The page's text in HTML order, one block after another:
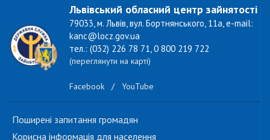
Львівський обласний центр зайнятості
79033, м. Львів, вул. Бортнянського, 11а, e-mail:
kanc@locz.gov.ua
тел.: (032) 226 78 71, 0 800 219 722
(переглянути на карті)
Facebook / YouTube
Поширені запитання громадян
Корисна інформація для населення